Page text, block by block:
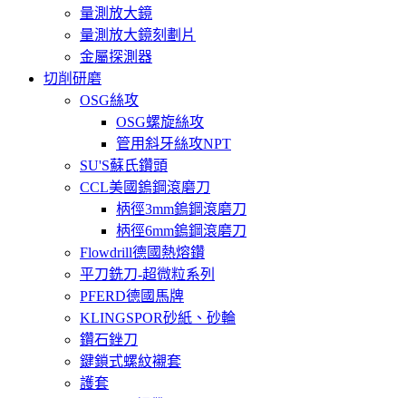
量測放大鏡
量測放大鏡刻劃片
金屬探測器
切削研磨
OSG絲攻
OSG螺旋絲攻
管用斜牙絲攻NPT
SU'S蘇氏鑽頭
CCL美國鎢鋼滾磨刀
柄徑3mm鎢鋼滾磨刀
柄徑6mm鎢鋼滾磨刀
Flowdrill德國熱熔鑽
平刀銑刀-超微粒系列
PFERD德國馬牌
KLINGSPOR砂紙、砂輪
鑽石銼刀
鍵鎖式螺紋襯套
護套